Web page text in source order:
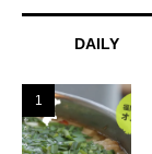
DAILY
1